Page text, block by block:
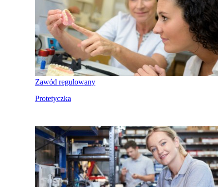
Zawód regulowany
Protetyczka